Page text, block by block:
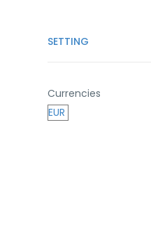
SETTING
Currencies